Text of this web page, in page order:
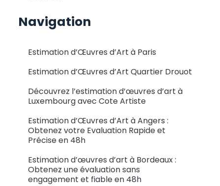
Navigation
Estimation d’Œuvres d’Art à Paris
Estimation d’Œuvres d’Art Quartier Drouot
Découvrez l’estimation d’œuvres d’art à
Luxembourg avec Cote Artiste
Estimation d’Œuvres d’Art à Angers :
Obtenez votre Evaluation Rapide et
Précise en 48h
Estimation d’œuvres d’art à Bordeaux :
Obtenez une évaluation sans
engagement et fiable en 48h